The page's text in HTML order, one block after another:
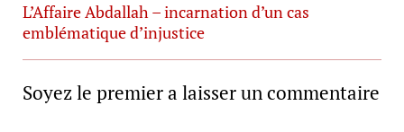
L’Affaire Abdallah – incarnation d’un cas
emblématique d’injustice
Soyez le premier a laisser un commentaire